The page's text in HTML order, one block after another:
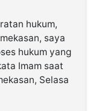
hukum,
saya
hukum yang
Imam saat
Selasa